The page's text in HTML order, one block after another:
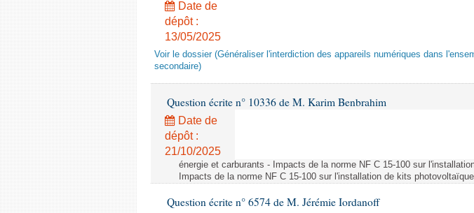
Date de
dépôt :
13/05/2025
Voir le dossier (Généraliser l'interdiction des appareils numériques dans
secondaire)
Question écrite n° 10336 de M. Karim Benbrahim
Date de
dépôt :
21/10/2025
énergie et carburants - Impacts de la norme NF C 15-100 sur
Impacts de la norme NF C 15-100 sur l'installation de kits
Question écrite n° 6574 de M. Jérémie Iordanoff